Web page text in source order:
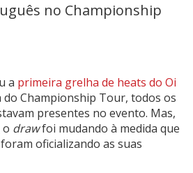
no Championship
a primeira grelha de heats do Oi
do Championship Tour, todos os
presentes no evento. Mas,
o drawfoi mudando à medida que
oficializando as suas